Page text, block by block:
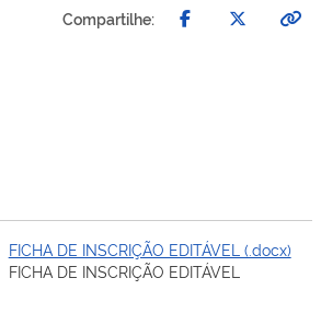
Compartilhe:
FICHA DE INSCRIÇÃO EDITÁVEL (.docx)
FICHA DE INSCRIÇÃO EDITÁVEL